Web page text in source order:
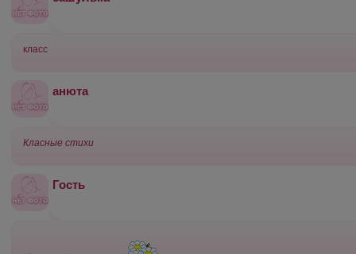
класс
анюта
Класные стихи
Гость